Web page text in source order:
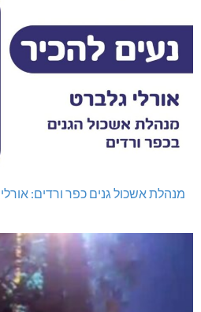
מנהלת אשכול גנים כפר ורדים: